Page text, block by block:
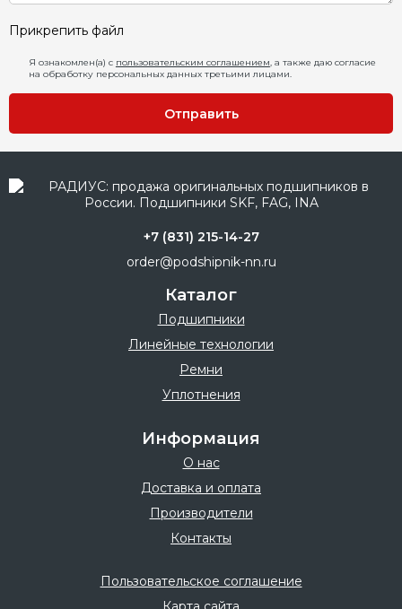
Прикрепить файл
Я ознакомлен(а) с пользовательским соглашением, а также даю согласие
на обработку персональных данных третьими лицами.
Отправить
+7 (831) 215-14-27
order@podshipnik-nn.ru
Каталог
Подшипники
Линейные технологии
Ремни
Уплотнения
Информация
О нас
Доставка и оплата
Производители
Контакты
Пользовательское соглашение